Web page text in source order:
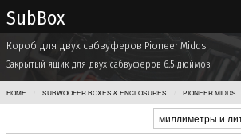
Sub Box
Короб для двух сабвуферов Pioneer Midds
Закрытый ящик для двух сабвуферов 6.5 дюймов
HOME SUBWOOFER BOXES & ENCLOSURES PIONEER MIDDS